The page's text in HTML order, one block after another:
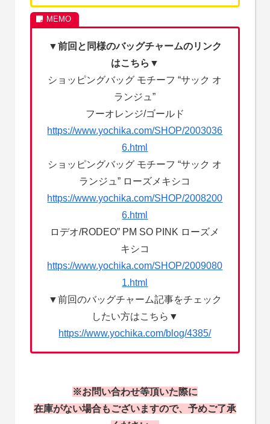
▼前回と同様のバッグチャームのリンク
はこちら▼
ショッピングバッグ モチーフ “サック オ
ランジュ”
フーオレンジ/ゴールド
https://www.yochika.com/SHOP/2003036
6.html
ショッピングバッグ モチーフ “サック オ
ランジュ” ローズメキシコ
https://www.yochika.com/SHOP/2008200
6.html
ロデオ/RODEO” PM SO PINK ローズメ
キシコ
https://www.yochika.com/SHOP/2009080
1.html
▼前回のバッグチャーム記事をチェック
したい方はこちら▼
https://www.yochika.com/blog/4385/
※お問い合わせ等頂いた際に
在庫がない場合もございますので、予めご了承